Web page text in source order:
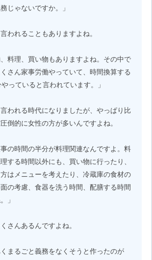
じゃないですか。」
われることもありますよね。
、料理、買い物もありますよね。その中で
さん家事労働やっていて、時間換算する
っていると言われています。」
われる時代になりましたが、やっぱり比
倒的に女性の方が多いんですよね。
事の時間の半分が料理関連なんですよ。料
する時間以外にも、買い物に行ったり、
はメニューを考えたり、冷蔵庫の食材の
の考慮、食器を洗う時間、配膳する時間
」
さんあるんですよね。
くまるごと義務をなくそうと作ったのが